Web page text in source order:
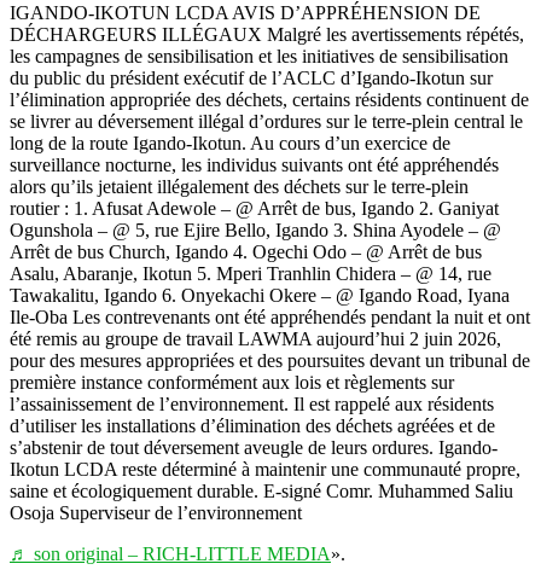
IGANDO-IKOTUN LCDA AVIS D’APPRÉHENSION DE
DÉCHARGEURS ILLÉGAUX Malgré les avertissements répétés,
les campagnes de sensibilisation et les initiatives de sensibilisation
du public du président exécutif de l’ACLC d’Igando-Ikotun sur
l’élimination appropriée des déchets, certains résidents continuent de
se livrer au déversement illégal d’ordures sur le terre-plein central le
long de la route Igando-Ikotun. Au cours d’un exercice de
surveillance nocturne, les individus suivants ont été appréhendés
alors qu’ils jetaient illégalement des déchets sur le terre-plein
routier : 1. Afusat Adewole – @ Arrêt de bus, Igando 2. Ganiyat
Ogunshola – @ 5, rue Ejire Bello, Igando 3. Shina Ayodele – @
Arrêt de bus Church, Igando 4. Ogechi Odo – @ Arrêt de bus
Asalu, Abaranje, Ikotun 5. Mperi Tranhlin Chidera – @ 14, rue
Tawakalitu, Igando 6. Onyekachi Okere – @ Igando Road, Iyana
Ile-Oba Les contrevenants ont été appréhendés pendant la nuit et ont
été remis au groupe de travail LAWMA aujourd’hui 2 juin 2026,
pour des mesures appropriées et des poursuites devant un tribunal de
première instance conformément aux lois et règlements sur
l’assainissement de l’environnement. Il est rappelé aux résidents
d’utiliser les installations d’élimination des déchets agréées et de
s’abstenir de tout déversement aveugle de leurs ordures. Igando-
Ikotun LCDA reste déterminé à maintenir une communauté propre,
saine et écologiquement durable. E-signé Comr. Muhammed Saliu
Osoja Superviseur de l’environnement
♬ son original – RICH-LITTLE MEDIA».